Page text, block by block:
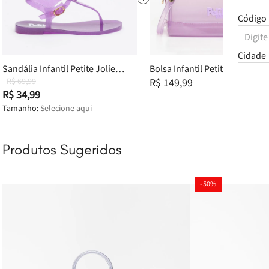
Cidade
Sandália Infantil Petite Jolie
Noah Lilac PJ3340IN 26
R$ 69,99
R$ 34,99
Tamanho:Selecione aqui
Bolsa Infantil Petite Jolie Mini
Bloom Lilac PJ11156IN
R$ 149,99
Produtos Sugeridos
-50%